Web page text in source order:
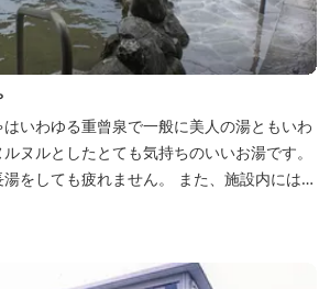
いわゆる重曾泉で一般に美人の湯ともいわ
ヌルとしたとても気持ちのいいお湯です。
疲れません。 また、施設内にはオ
ャンプ場、テニスコート、水遊び場（夏季
ン作りの体験できる工房などがあります。
とりにある美しい自然を生かしたオートキャ